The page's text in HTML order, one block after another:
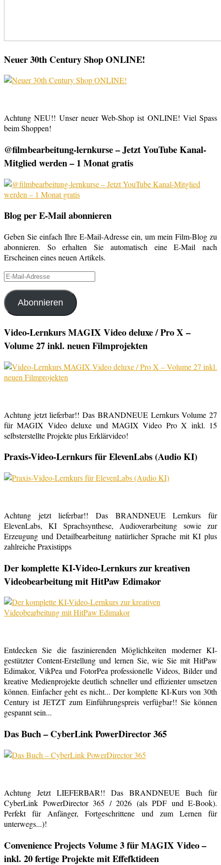
Neuer 30th Century Shop ONLINE!
Achtung NEU!! Unser neuer Web-Shop ist ONLINE! Viel Spass
beim Shoppen!
@filmbearbeitung-lernkurse – Jetzt YouTube Kanal-
Mitglied werden – 1 Monat gratis
Blog per E-Mail abonnieren
Geben Sie einfach Ihre E-Mail-Adresse ein, um mein Film-Blog zu
abonnieren. So erhalten Sie automatisch eine E-Mail nach
Erscheinen eines neuen Artikels.
E-
Adresse
Abonnieren
Video-Lernkurs MAGIX Video deluxe / Pro X –
Volume 27 inkl. neuen Filmprojekten
Achtung jetzt lieferbar!! Das BRANDNEUE Lernkurs Volume 27
für MAGIX Video deluxe und MAGIX Video Pro X inkl. 15
selbsterstellte Projekte plus Erklärvideo!
Praxis-Video-Lernkurs für ElevenLabs (Audio KI)
Achtung jetzt lieferbar!! Das BRANDNEUE Lernkurs für
ElevenLabs, KI Sprachsynthese, Audioverarbeitung sowie zur
Erzeugung und Detailbearbeitung natürlicher Sprache mit KI plus
zahlreiche Praxistipps
Der komplette KI-Video-Lernkurs zur kreativen
Videobearbeitung mit HitPaw Edimakor
Entdecken Sie die faszinierenden Möglichkeiten moderner KI-
gestützter Content-Erstellung und lernen Sie, wie Sie mit HitPaw
Edimakor, VikPea und FotorPea professionelle Videos, Bilder und
kreative Medienprojekte deutlich schneller und effizienter umsetzen
können. Einfacher geht es nicht... Der komplette KI-Kurs von 30th
Century ist JETZT zum Einführungspreis verfügbar!! Sie können
gespannt sein...
Das Buch – CyberLink PowerDirector 365
Achtung Jetzt LIEFERBAR!! Das BRANDNEUE Buch für
CyberLink PowerDirector 365 / 2026 (als PDF und E-Book).
Perfekt für Anfänger, Fortgeschrittene und zum Lernen für
unterwegs...)!
Convenience Projects Volume 3 für MAGIX Video –
inkl. 20 fertige Projekte mit Effefktideen